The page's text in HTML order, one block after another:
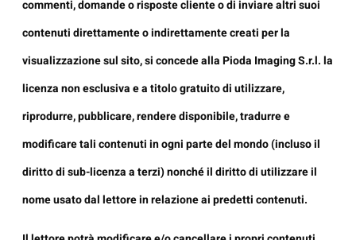
commenti, domande o risposte cliente o di inviare altri suoi
contenuti direttamente o indirettamente creati per la
visualizzazione sul sito, si concede alla Pioda Imaging S.r.l. la
licenza non esclusiva e a titolo gratuito di utilizzare,
riprodurre, pubblicare, rendere disponibile, tradurre e
modificare tali contenuti in ogni parte del mondo (incluso il
diritto di sub-licenza a terzi) nonché il diritto di utilizzare il
nome usato dal lettore in relazione ai predetti contenuti.